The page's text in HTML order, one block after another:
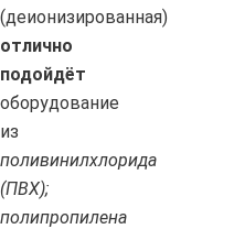
(деионизированная)
отлично
подойдёт
оборудование
из
поливинилхлорида
(ПВХ);
полипропилена